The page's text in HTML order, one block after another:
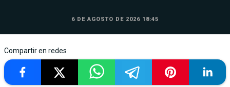
6 DE AGOSTO DE 2026 18:45
Compartir en redes